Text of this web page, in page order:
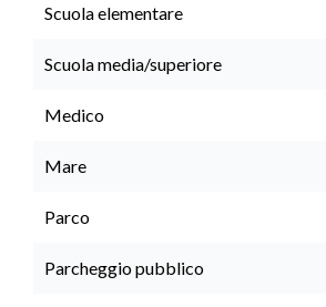
Scuola elementare
Scuola media/superiore
Medico
Mare
Parco
Parcheggio pubblico